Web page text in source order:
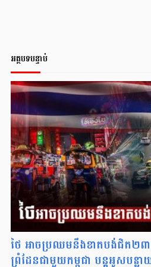
អត្ថបទបន្ទាប់
ថៃ អាចប្រឈមនឹងខាតបង់ជិត២ពា
ព្រំដែនជាមួយកម្ពុជា បន្តអូសបន្លា